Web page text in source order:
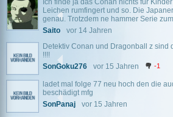
Ich finde ja das Conan nichts für
Leichen rumfingert und so. Die
genau. Trotzdem ne hammer Serie
Saito
vor 14 Jahren
Detektiv Conan und Dragonball z sind
!!!!
SonGoku276
vor 15 Jahren -1
ladet mal folge 77 neu hoch den die
beschädigt mfg
SonPanaj
vor 15 Jahren